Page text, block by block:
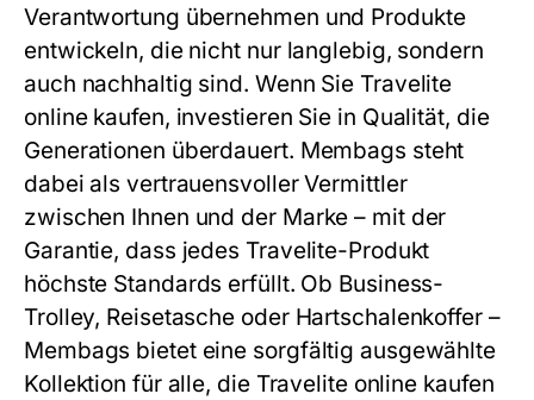
Verantwortung übernehmen und Produkte
entwickeln, die nicht nur langlebig, sondern
auch nachhaltig sind. Wenn Sie Travelite
online kaufen, investieren Sie in Qualität, die
Generationen überdauert. Membags steht
dabei als vertrauensvoller Vermittler
zwischen Ihnen und der Marke – mit der
Garantie, dass jedes Travelite-Produkt
höchste Standards erfüllt. Ob Business-
Trolley, Reisetasche oder Hartschalenkoffer –
Membags bietet eine sorgfältig ausgewählte
Kollektion für alle, die Travelite online kaufen